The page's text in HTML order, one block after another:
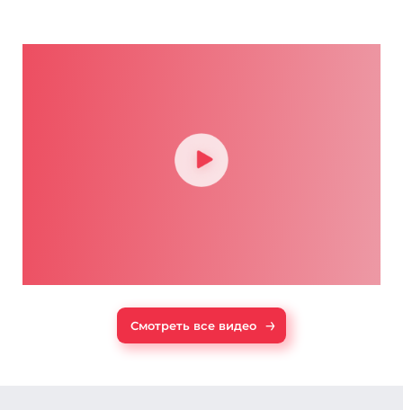
Смотреть все видео →